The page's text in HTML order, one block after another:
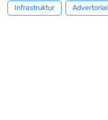
Infrastruktur Advertorial